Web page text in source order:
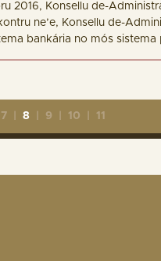
2016, Konsellu de-
ne’e, Konsellu de-
bankária no mós sistema
7 8 9 10 11